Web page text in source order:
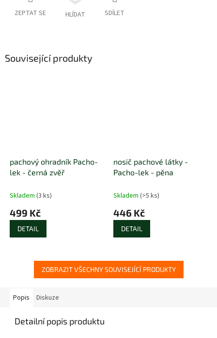
ZEPTAT SE HLÍDAT SDÍLET
Související produkty
pachový ohradník Pacho-
lek - černá zvěř
Skladem (3 ks)
499 Kč
DETAIL
nosič pachové látky -
Pacho-lek - pěna
Skladem (>5 ks)
446 Kč
DETAIL
ZOBRAZIT VŠECHNY SOUVISEJÍCÍ PRODUKTY
Popis Diskuze
Detailní popis produktu